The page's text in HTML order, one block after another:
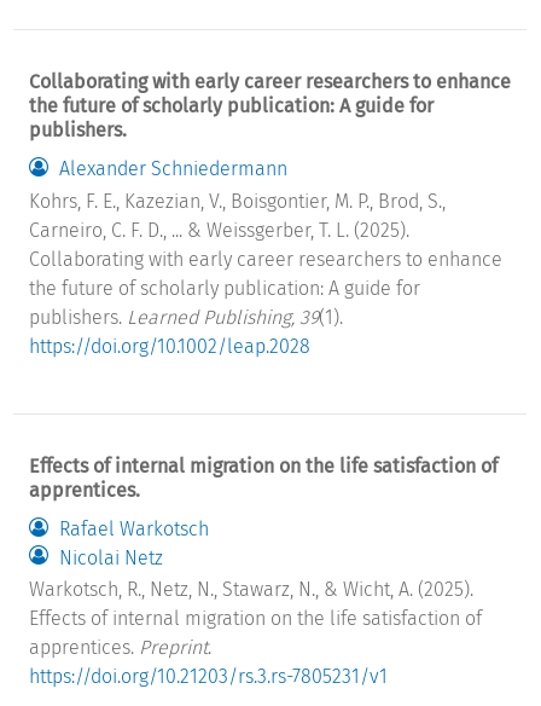
Collaborating with early career researchers to enhance
the future of scholarly publication: A guide for
publishers.
Alexander Schniedermann
Kohrs, F. E., Kazezian, V., Boisgontier, M. P., Brod, S.,
Carneiro, C. F. D., ... & Weissgerber, T. L. (2025).
Collaborating with early career researchers to enhance
the future of scholarly publication: A guide for
publishers. Learned Publishing, 39(1).
https://doi.org/10.1002/leap.2028
Effects of internal migration on the life satisfaction of
apprentices.
Rafael Warkotsch
Nicolai Netz
Warkotsch, R., Netz, N., Stawarz, N., & Wicht, A. (2025).
Effects of internal migration on the life satisfaction of
apprentices. Preprint.
https://doi.org/10.21203/rs.3.rs-7805231/v1